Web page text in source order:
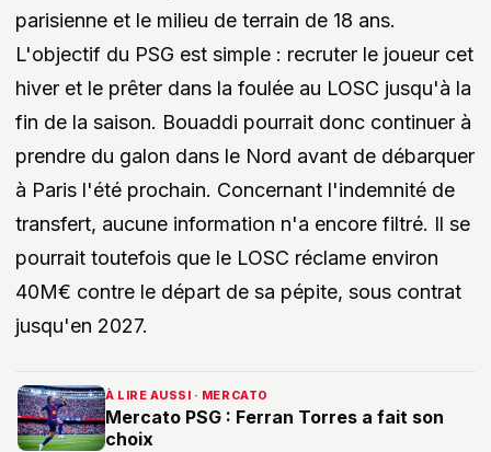
parisienne et le milieu de terrain de 18 ans.
L'objectif du PSG est simple : recruter le joueur cet
hiver et le prêter dans la foulée au LOSC jusqu'à la
fin de la saison. Bouaddi pourrait donc continuer à
prendre du galon dans le Nord avant de débarquer
à Paris l'été prochain. Concernant l'indemnité de
transfert, aucune information n'a encore filtré. Il se
pourrait toutefois que le LOSC réclame environ
40M€ contre le départ de sa pépite, sous contrat
jusqu'en 2027.
À LIRE AUSSI · MERCATO
Mercato PSG : Ferran Torres a fait son
choix